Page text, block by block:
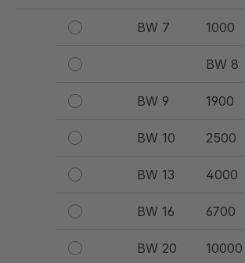
BW 7 1000
BW 8
BW 9 1900
BW 10 2500
BW 13 4000
BW 16 6700
BW 20 10000